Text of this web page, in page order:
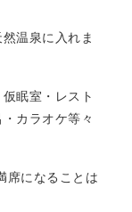
温泉に入れま
眠室・レスト
カラオケ等々
席になることは